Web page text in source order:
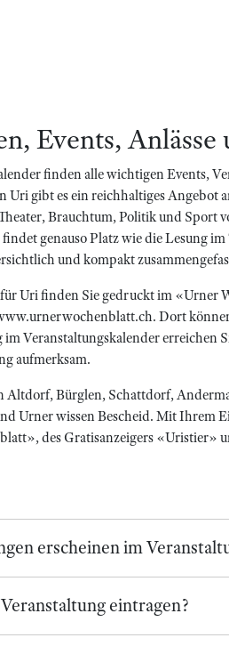
Events,
finden alle wichtigen Events,
Uri gibt es ein reichhaltiges Angebot
Brauchtum, Politik und Sport
genauso Platz wie die Lesung
und kompakt
Uri finden Sie gedruckt im «Urner
Dort
Veranstaltungskalender erreichen
aufmerksam.
Altdorf, Bürglen, Schattdorf,
Urner wissen Bescheid. Mit Ihrem
des Gratisanzeigers «Uristier»
erscheinen im
eintragen?